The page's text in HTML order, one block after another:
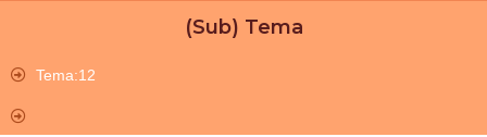
(Sub) Tema
Tema:12